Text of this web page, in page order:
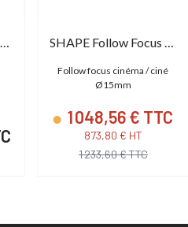
Arri Follow Focus FF-4 Basic Unit black SHAPE Follow Focus Pro
Follow focus cinéma / ciné
Ø15mm
1 048,56 € TTC
873,80 € HT
1 233,60 € TTC